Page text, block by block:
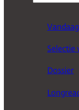
Selectie
Dossier